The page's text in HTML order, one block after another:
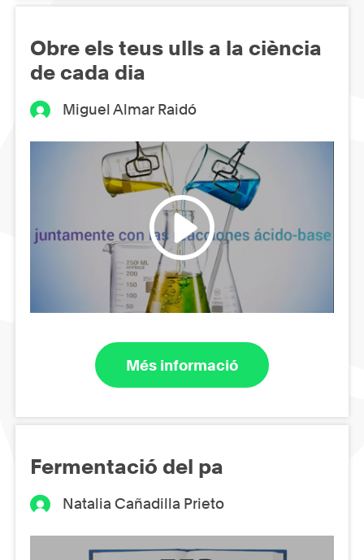
Obre els teus ulls a la ciència
de cada dia
Miguel Almar Raidó
Més informació
Fermentació del pa
Natalia Cañadilla Prieto